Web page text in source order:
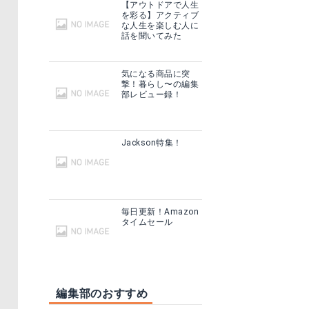
【アウトドアで人生
を彩る】アクティブ
な人生を楽しむ人に
話を聞いてみた
気になる商品に突
撃！暮らし〜の編集
部レビュー録！
Jackson特集！
毎日更新！Amazon
タイムセール
編集部のおすすめ